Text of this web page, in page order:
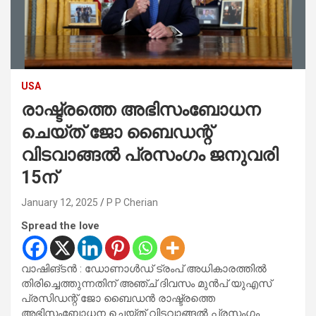
USA
രാഷ്ട്രത്തെ അഭിസംബോധന
ചെയ്ത് ജോ ബൈഡന്റ്
വിടവാങ്ങൽ പ്രസംഗം ജനുവരി
15ന്
January 12, 2025 P P Cherian
Spread the love
വാഷിങ്ടൻ : ഡോണാൾഡ് ട്രംപ് അധികാരത്തിൽ
തിരിച്ചെത്തുന്നതിന് അഞ്ച് ദിവസം മുൻപ് യുഎസ്
പ്രസിഡന്റ് ജോ ബൈഡൻ രാഷ്ട്രത്തെ
അഭിസംബോധന ചെയ്ത് വിടവാങ്ങൽ പ്രസംഗം